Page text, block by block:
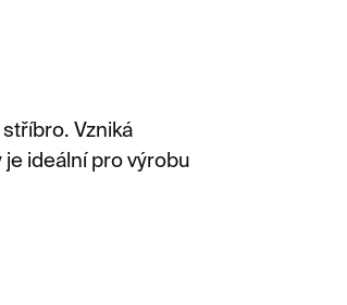
Vzniká
ideální pro výrobu